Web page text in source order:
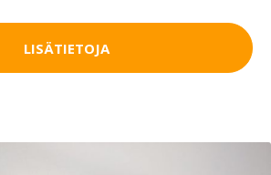
LISÄTIETOJA